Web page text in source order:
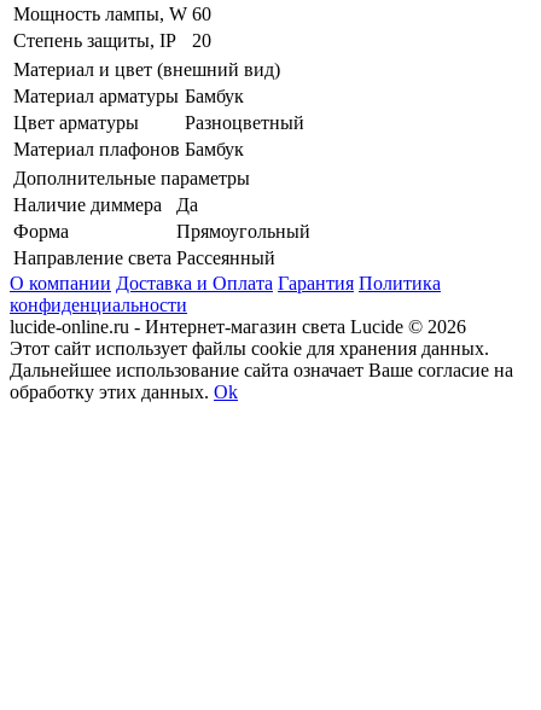
Мощность лампы, W 60
Степень защиты, IP
20
Материал и цвет (внешний вид)
Материал арматуры Бамбук
Цвет арматуры
Разноцветный
Материал плафонов Бамбук
Дополнительные параметры
Наличие диммера
Да
Форма
Прямоугольный
Направление света Рассеянный
О компании Доставка и Оплата Гарантия Политика
конфиденциальности
lucide-online.ru - Интернет-магазин света Lucide © 2026
Этот сайт использует файлы cookie для хранения данных.
Дальнейшее использование сайта означает Ваше согласие на
обработку этих данных. Ok